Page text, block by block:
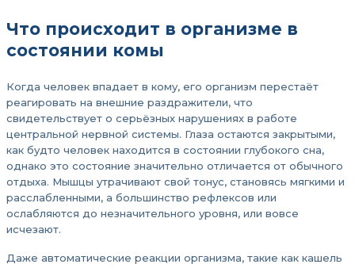
Что происходит в организме в
состоянии комы
Когда человек впадает в кому, его организм перестаёт
реагировать на внешние раздражители, что
свидетельствует о серьёзных нарушениях в работе
центральной нервной системы. Глаза остаются закрытыми,
как будто человек находится в состоянии глубокого сна,
однако это состояние значительно отличается от обычного
отдыха. Мышцы утрачивают свой тонус, становясь мягкими и
расслабленными, а большинство рефлексов или
ослабляются до незначительного уровня, или вовсе
исчезают.
Даже автоматические реакции организма, такие как кашель